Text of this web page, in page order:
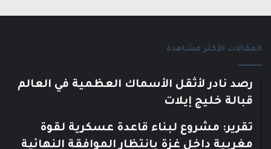
المقالات الأكثر مشاهدة
رصد نادر لأثقل الأسماك العظمية في العالم
قبالة خليج إيلات
تقرير: مشروع لبناء قاعدة عسكرية لقوة
مغربية داخل غزة بانتظار الموافقة النهائية